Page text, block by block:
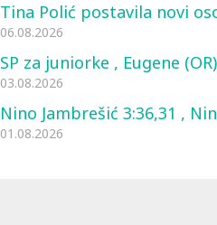
Tina Polić postavila novi
06.08.2026
SP za juniorke , Eugene
03.08.2026
Nino Jambrešić 3:36,31 ,
01.08.2026